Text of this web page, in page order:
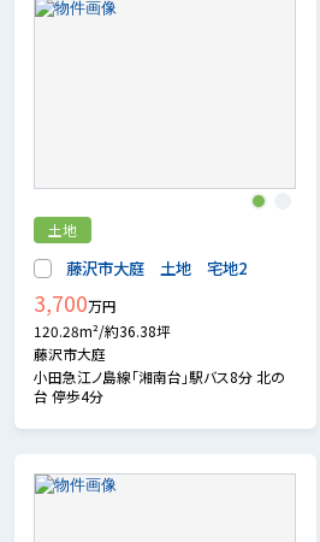
1
藤沢市大庭 土地 宅地2
土地
3,700万円
120.28m²/約36.38坪
藤沢市大庭
小田急江ノ島線「湘南台」駅バス8分 北の
台 停歩4分